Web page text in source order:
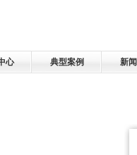
心 典型案例 新